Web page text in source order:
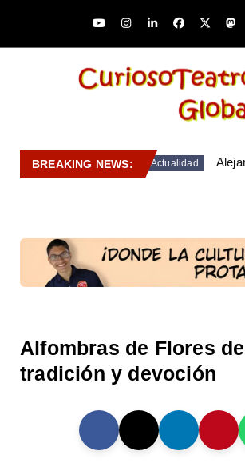
BREAKING NEWS: Actualidad
Alfombras de Flores
tradición y devoción